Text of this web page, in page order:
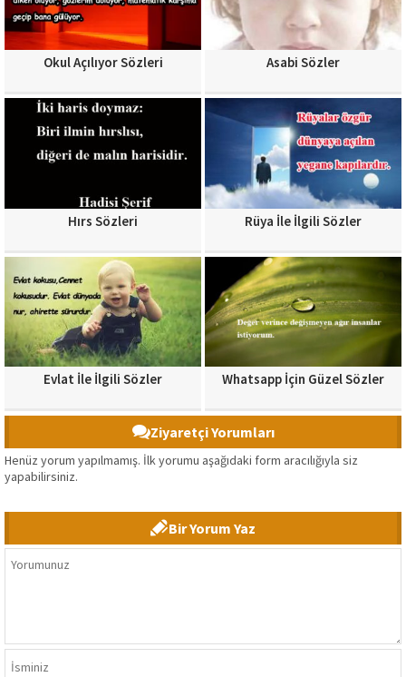
Okul Açılıyor Sözleri Asabi Sözler
Hırs Sözleri Rüya İle İlgili Sözler
Evlat İle İlgili Sözler Whatsapp İçin Güzel Sözler
Ziyaretçi Yorumları
Henüz yorum yapılmamış. İlk yorumu aşağıdaki form aracılığıyla siz
yapabilirsiniz.
Bir Yorum Yaz